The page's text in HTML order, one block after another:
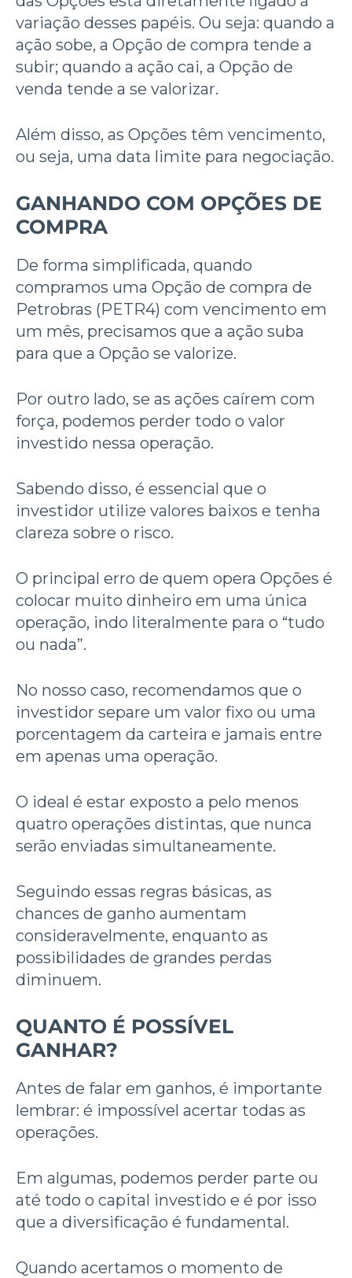
variação desses papéis. Ou seja: quando a
ação sobe, a Opção de compra tende a
subir; quando a ação cai, a Opção de
venda tende a se valorizar.
Além disso, as Opções têm vencimento,
ou seja, uma data limite para negociação.
GANHANDO COM OPÇÕES DE
COMPRA
De forma simplificada, quando
compramos uma Opção de compra de
Petrobras (PETR4) com vencimento em
um mês, precisamos que a ação suba
para que a Opção se valorize.
Por outro lado, se as ações caírem com
força, podemos perder todo o valor
investido nessa operação.
Sabendo disso, é essencial que o
investidor utilize valores baixos e tenha
clareza sobre o risco.
O principal erro de quem opera Opções é
colocar muito dinheiro em uma única
operação, indo literalmente para o “tudo
ou nada”.
No nosso caso, recomendamos que o
investidor separe um valor fixo ou uma
porcentagem da carteira e jamais entre
em apenas uma operação.
O ideal é estar exposto a pelo menos
quatro operações distintas, que nunca
serão enviadas simultaneamente.
Seguindo essas regras básicas, as
chances de ganho aumentam
consideravelmente, enquanto as
possibilidades de grandes perdas
diminuem.
QUANTO É POSSÍVEL
GANHAR?
Antes de falar em ganhos, é importante
lembrar: é impossível acertar todas as
operações.
Em algumas, podemos perder parte ou
até todo o capital investido e é por isso
que a diversificação é fundamental.
Quando acertamos o momento de